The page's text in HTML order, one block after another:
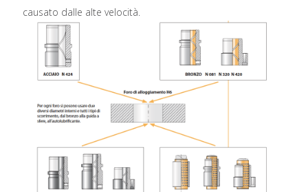
causato dalle alte velocità.